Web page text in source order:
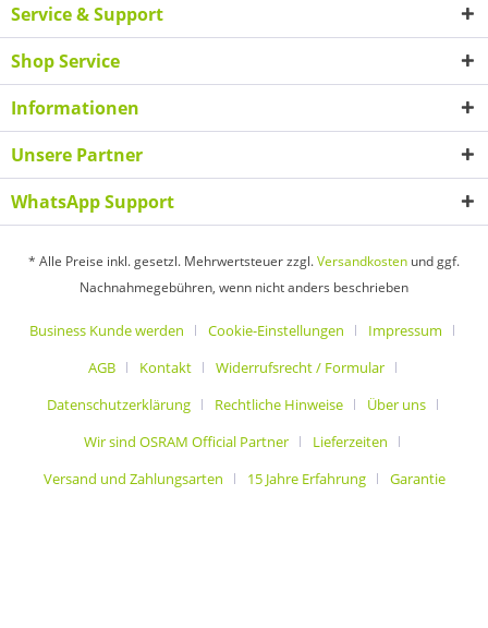
Service & Support
Shop Service
Informationen
Unsere Partner
WhatsApp Support
* Alle Preise inkl. gesetzl. Mehrwertsteuer zzgl.Versandkosten und ggf.
Nachnahmegebühren, wenn nicht anders beschrieben
Business Kunde werden Cookie-Einstellungen
Impressum
AGB
Kontakt
Widerrufsrecht / Formular
Datenschutzerklärung
Rechtliche Hinweise
Über uns
Wir sind OSRAM Official Partner
Lieferzeiten
Versand und Zahlungsarten
15 Jahre Erfahrung Garantie